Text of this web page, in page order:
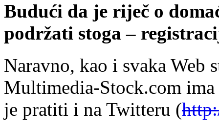
Budući da je riječ o
podržati stoga –
Naravno, kao i svaka Web
Multimedia-Stock.com
je pratiti i na Twitteru (